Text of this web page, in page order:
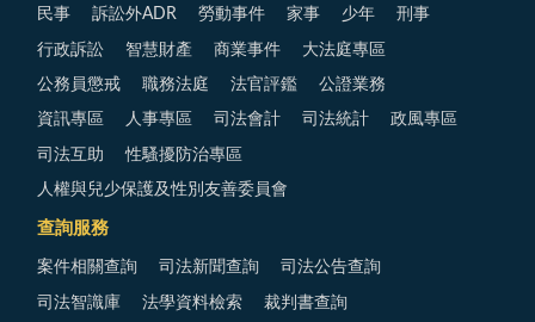
民事 訴訟外ADR 勞動事件 家事 少年 刑事
行政訴訟 智慧財產 商業事件 大法庭專區
公務員懲戒 職務法庭 法官評鑑 公證業務
資訊專區 人事專區 司法會計 司法統計 政風專區
司法互助 性騷擾防治專區
人權與兒少保護及性別友善委員會
查詢服務
案件相關查詢 司法新聞查詢 司法公告查詢
司法智識庫 法學資料檢索 裁判書查詢